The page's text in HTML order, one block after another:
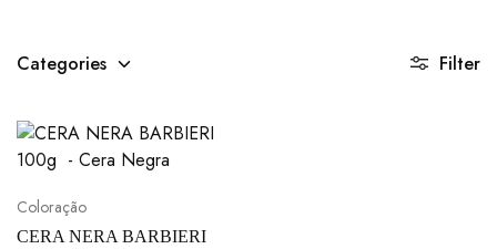
Categories Filter
Coloração
CERA NERA BARBIERI